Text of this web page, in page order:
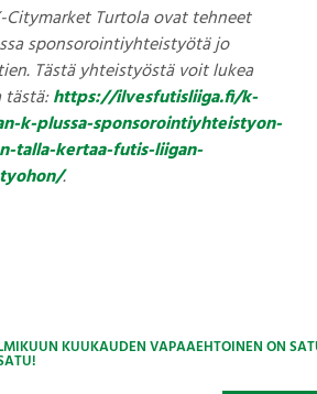
Citymarket Turtola ovat tehneet
sponsorointiyhteistyötä jo
Tästä yhteistyöstä voit lukea
tästä:https://ilvesfutisliiga.fi/k-
k-plussa-sponsorointiyhteistyon-
talla-kertaa-futis-liigan-
.
KUUKAUDEN VAPAAEHTOINEN ON